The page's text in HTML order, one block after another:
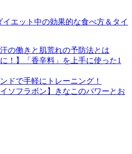
イエット中の効果的な食べ方＆タイ
の働きと肌荒れの予防法とは
！】「香辛料」を上手に使った1
ドで手軽にトレーニング！
ソフラボン】きなこのパワーとお